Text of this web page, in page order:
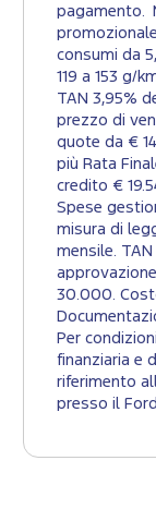
pagamento.
consumi da
119 a 153 g/
TAN 3,95%
prezzo di
quote da €
più Rata
credito €
Spese
misura di
mensile. TAN
30.000.
Per
finanziaria e
riferimento
presso il